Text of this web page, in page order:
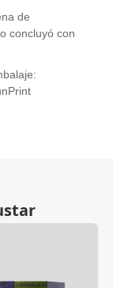
de
concluyó con